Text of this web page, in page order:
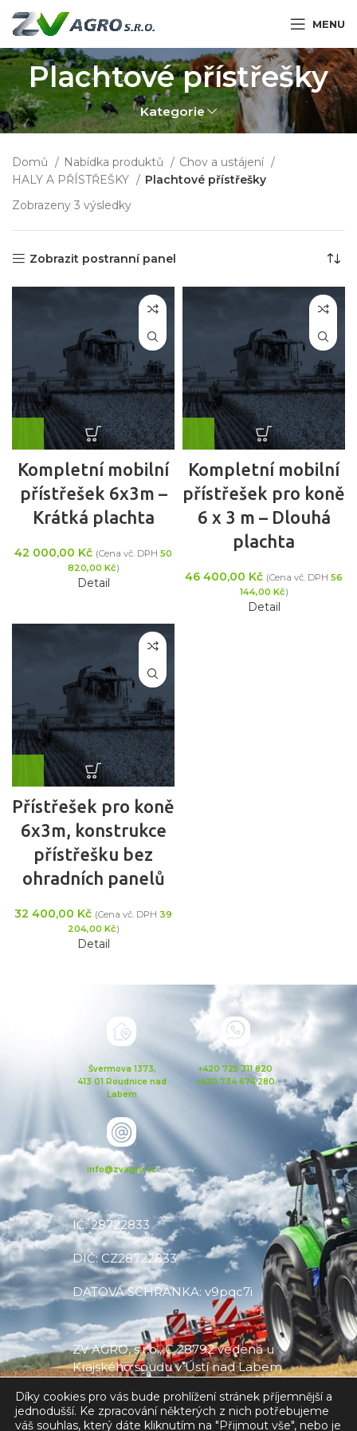
MENU
Plachtové přístřešky
Kategorie
Domů Nabídka produktů
Chov a ustájení
HALY A PŘÍSTŘEŠKY
Plachtové přístřešky
Zobrazeny 3 výsledky
Zobrazit postranní panel
Kompletní mobilní
přístřešek 6x3m –
Krátká plachta
42 000,00 Kč (Cena vč. DPH 50
820,00 Kč)
Detail
Kompletní mobilní
přístřešek pro koně
6 x 3 m – Dlouhá
plachta
46 400,00 Kč (Cena vč. DPH 56
144,00 Kč)
Detail
Přístřešek pro koně
6x3m, konstrukce
přístřešku bez
ohradních panelů
32 400,00 Kč (Cena vč. DPH 39
204,00 Kč)
Detail
Švermova 1373,
413 01 Roudnice nad
Labem
+420 725 311 820
+420 734 674 280
info@zvagro.cz
IČ: 28722833
DIČ: CZ28722833
DATOVÁ SCHRÁNKA: v9pqc7i
ZV AGRO, s.r.o., C 28792 vedená u
Krajského soudu v Ústí nad Labem
Díky cookies pro vás bude prohlížení stránek příjemnější a
jednodušší. Ke zpracování některých z nich potřebujeme
váš souhlas, který dáte kliknutím na "Přijmout vše", nebo je